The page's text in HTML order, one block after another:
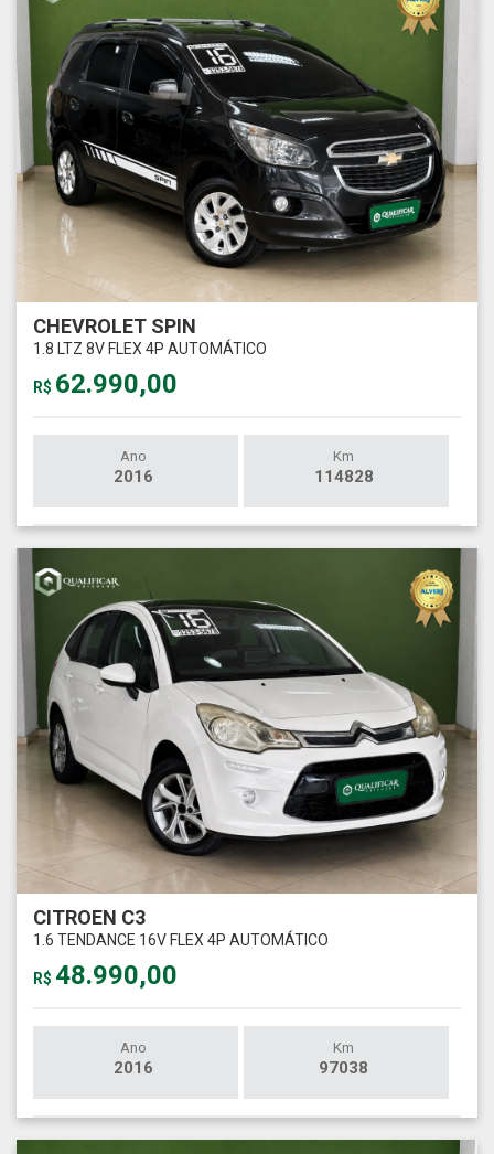
CHEVROLET SPIN
1.8 LTZ 8V FLEX 4P AUTOMÁTICO
R$ 62.990,00
Ano
2016
Km
114828
CITROEN C3
1.6 TENDANCE 16V FLEX 4P AUTOMÁTICO
R$ 48.990,00
Ano
2016
Km
97038